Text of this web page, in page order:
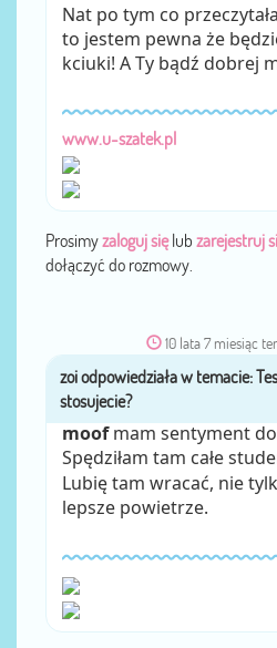
Nat po tym co
to jestem pewna że
kciuki! A Ty bądź dobrej
www.u-szatek.pl
Prosimyzaloguj sięlub zarejestruj
dołączyć do rozmowy.
10 lata 7 miesiąc
przezzoi
moofmam sentyment
Spędziłam tam całe
Lubię tam wracać, nie
lepsze powietrze.